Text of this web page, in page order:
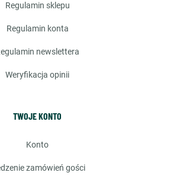
regulamin sklepu
regulamin konta
regulamin newslettera
weryfikacja opinii
TWOJE KONTO
konto
zamówień gości